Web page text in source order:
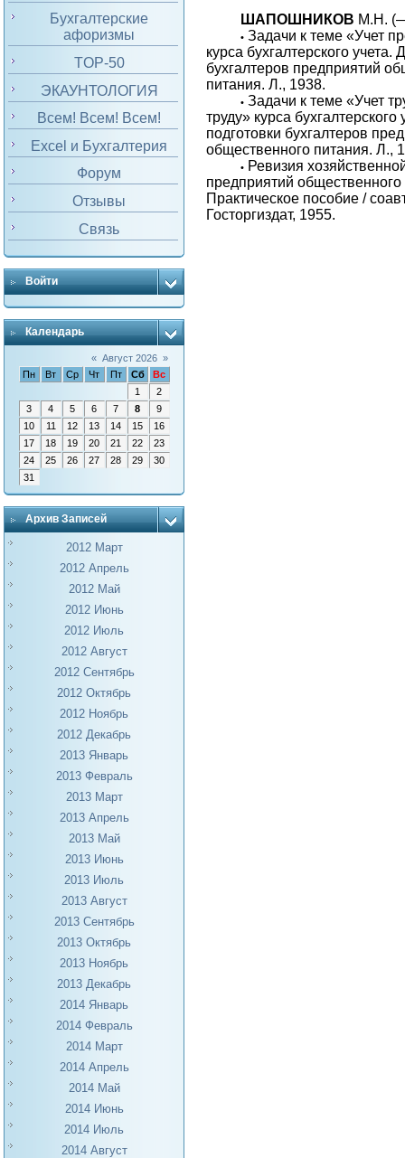
Бухгалтерские
афоризмы
TOP-50
ЭКАУНТОЛОГИЯ
Всем! Всем! Всем!
Excel и Бухгалтерия
Форум
Отзывы
Связь
Войти
Календарь
« Август 2026 »
Пн
Вт Ср Чт Пт Сб
Вс
1
2
3
4 5 6 7 8
9
10
11 12 13 14 15
16
17
18 19 20 21 22
23
24
25 26 27 28 29
30
31
Архив Записей
2012 Март
2012 Апрель
2012 Май
2012 Июнь
2012 Июль
2012 Август
2012 Сентябрь
2012 Октябрь
2012 Ноябрь
2012 Декабрь
2013 Январь
2013 Февраль
2013 Март
2013 Апрель
2013 Май
2013 Июнь
2013 Июль
2013 Август
2013 Сентябрь
2013 Октябрь
2013 Ноябрь
2013 Декабрь
2014 Январь
2014 Февраль
2014 Март
2014 Апрель
2014 Май
2014 Июнь
2014 Июль
2014 Август
ШАПОШНИКОВ М.Н.
• Задачи к теме «Учет
курса бухгалтерского учета.
бухгалтеров предприятий
питания. Л., 1938.
• Задачи к теме «Учет
труду» курса бухгалтерского
подготовки бухгалтеров
общественного питания. Л.,
• Ревизия
предприятий общественного
Практическое пособие /
Госторгиздат, 1955.